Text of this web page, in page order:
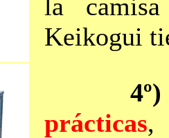
la
Keikogui
4º)
prácticas,